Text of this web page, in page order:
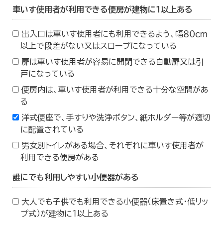
車いす使用者が利用できる便房が建物に１以上ある
出入口は車いす使用者にも利用できるよう、幅８０ｃｍ
以上で段差がない又はスロープになっている
扉は車いす使用者が容易に開閉できる自動扉又は引
戸になっている
便房内は、車いす使用者が利用できる十分な空間があ
る
洋式便座で、手すりや洗浄ボタン、紙ホルダー等が適切
に配置されている
男女別トイレがある場合、それぞれに車いす使用者が
利用できる便房がある
誰にでも利用しやすい小便器がある
大人でも子供でも利用できる小便器（床置き式・低リッ
プ式）が建物に１以上ある